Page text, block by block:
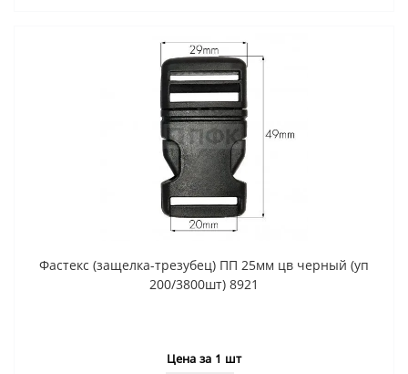
Фастекс (защелка-трезубец) ПП 25мм цв черный (уп
200/3800шт) 8921
Цена за 1 шт